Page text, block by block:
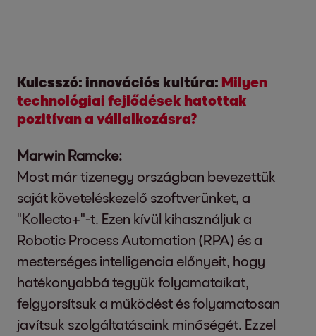
Kulcsszó: innovációs kultúra: Milyen
technológiai fejlődések hatottak
pozitívan a vállalkozásra?
Marwin Ramcke:
Most már tizenegy országban bevezettük
saját követeléskezelő szoftverünket, a
"Kollecto+"-t. Ezen kívül kihasználjuk a
Robotic Process Automation (RPA) és a
mesterséges intelligencia előnyeit, hogy
hatékonyabbá tegyük folyamataikat,
felgyorsítsuk a működést és folyamatosan
javítsuk szolgáltatásaink minőségét. Ezzel